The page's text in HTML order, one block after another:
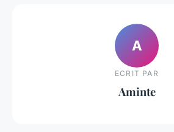
A
ECRIT PAR
Aminte